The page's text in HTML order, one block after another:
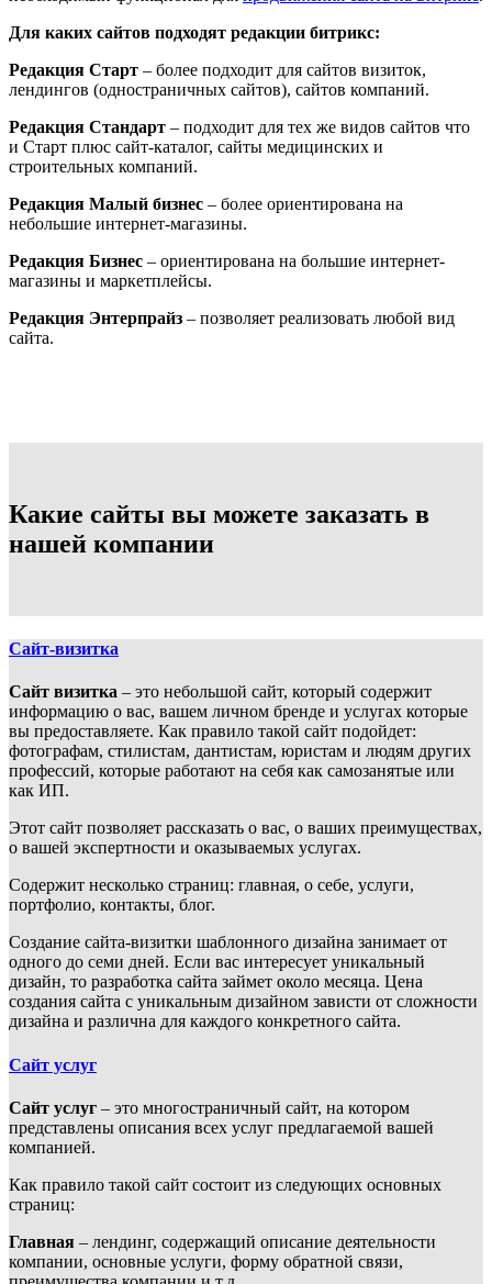
Для каких сайтов подходят редакции битрикс:
Редакция Старт – более подходит для сайтов визиток,
лендингов (одностраничных сайтов), сайтов компаний.
Редакция Стандарт – подходит для тех же видов сайтов что
и Старт плюс сайт-каталог, сайты медицинских и
строительных компаний.
Редакция Малый бизнес – более ориентирована на
небольшие интернет-магазины.
Редакция Бизнес – ориентирована на большие интернет-
магазины и маркетплейсы.
Редакция Энтерпрайз – позволяет реализовать любой вид
сайта.
Какие сайты вы можете заказать в
нашей компании
Сайт-визитка
Сайт визитка – это небольшой сайт, который содержит
информацию о вас, вашем личном бренде и услугах которые
вы предоставляете. Как правило такой сайт подойдет:
фотографам, стилистам, дантистам, юристам и людям других
профессий, которые работают на себя как самозанятые или
как ИП.
Этот сайт позволяет рассказать о вас, о ваших преимуществах,
о вашей экспертности и оказываемых услугах.
Содержит несколько страниц: главная, о себе, услуги,
портфолио, контакты, блог.
Создание сайта-визитки шаблонного дизайна занимает от
одного до семи дней. Если вас интересует уникальный
дизайн, то разработка сайта займет около месяца. Цена
создания сайта с уникальным дизайном зависти от сложности
дизайна и различна для каждого конкретного сайта.
Сайт услуг
Сайт услуг – это многостраничный сайт, на котором
представлены описания всех услуг предлагаемой вашей
компанией.
Как правило такой сайт состоит из следующих основных
страниц:
Главная – лендинг, содержащий описание деятельности
компании, основные услуги, форму обратной связи,